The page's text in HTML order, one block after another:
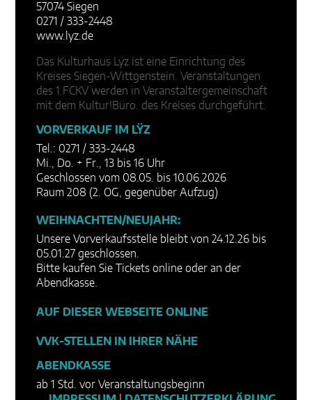
57074 Siegen
0271 / 333-2448
www.lyz.de
Das Kulturhaus Lÿz ist eine Einrichtung des
Kreises Siegen-Wittgenstein. Veranstaltungen
des 1.FCKV werden in Veranstaltergemeinschaft
mit dem Kultur!Büro. des Kreises durchgeführt.
VORVERKAUF IM LŸZ
Tel.: 0271 / 333-2448
Mi., Do. + Fr., 13 bis 16 Uhr
Geschlossen vom 08.05. bis 10.06.2026
Raum 208 (2. OG, gegenüber Aufzug)
WEIHNACHTEN/NEUJAHR:
Unsere Vorverkaufsstelle bleibt von 24.12.26 bis
05.01.27 geschlossen.
Bitte kaufen Sie Tickets online oder an der
Abendkasse.
AUF DIESER WEBSEITE ONLINE
VVK-STELLEN IN IHRER NÄHE
ABENDKASSE
ab 1 Std. vor Veranstaltungsbeginn